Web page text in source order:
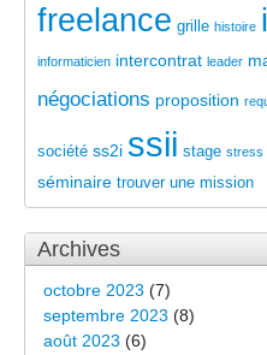
freelance grille histoire
informaticien intercontrat leader
négociations proposition
société ss2i ssii stage stress
séminaire trouver une mission
Archives
octobre 2023 (7)
septembre 2023 (8)
août 2023 (6)